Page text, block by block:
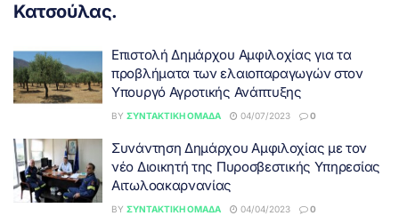
Κατσούλας.
Επιστολή Δημάρχου Αμφιλοχίας για τα
προβλήματα των ελαιοπαραγωγών στον
Υπουργό Αγροτικής Ανάπτυξης
BY ΣΥΝΤΑΚΤΙΚΉ ΟΜΆΔΑ 04/07/2023 0
Συνάντηση Δημάρχου Αμφιλοχίας με τον
νέο Διοικητή της Πυροσβεστικής Υπηρεσίας
Αιτωλοακαρνανίας
BY ΣΥΝΤΑΚΤΙΚΉ ΟΜΆΔΑ 04/04/2023 0